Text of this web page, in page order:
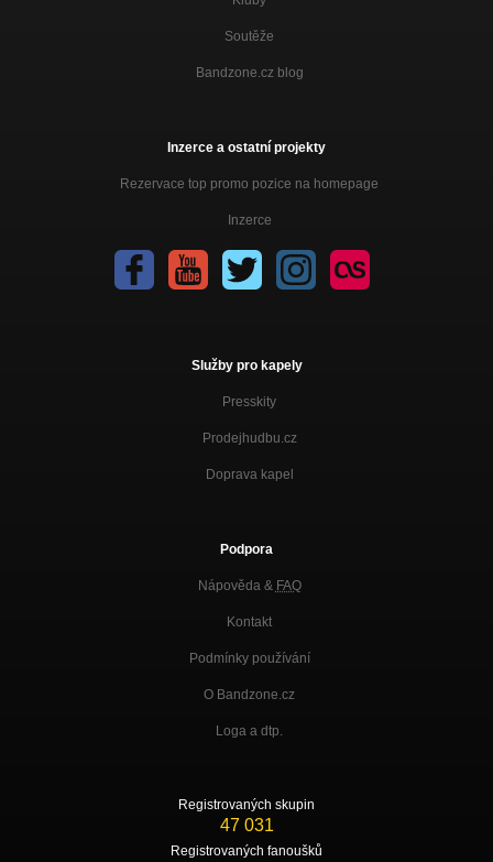
Soutěže
Bandzone.cz blog
Inzerce a ostatní projekty
Rezervace top promo pozice na homepage
Inzerce
Služby pro kapely
Presskity
Prodejhudbu.cz
Doprava kapel
Podpora
Nápověda & FAQ
Kontakt
Podmínky používání
O Bandzone.cz
Loga a dtp.
Registrovaných skupin
47 031
Registrovaných fanoušků